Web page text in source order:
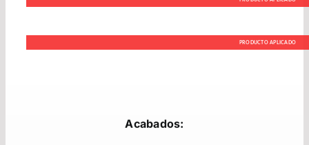
PRODUCTO APLICADO
Acabados: